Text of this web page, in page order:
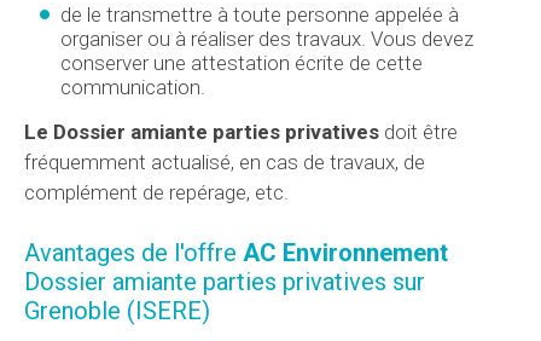
de le transmettre à toute personne appelée à
organiser ou à réaliser des travaux. Vous devez
conserver une attestation écrite de cette
communication.
Le Dossier amiante parties privatives doit être
fréquemment actualisé, en cas de travaux, de
complément de repérage, etc.
Avantages de l'offre AC Environnement
Dossier amiante parties privatives sur
Grenoble (ISERE)